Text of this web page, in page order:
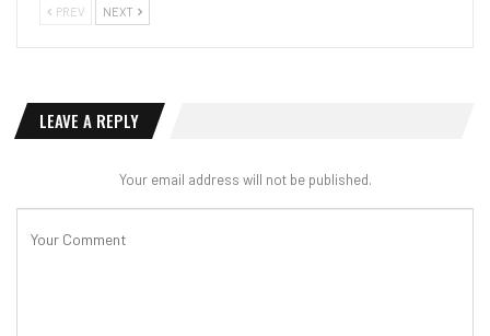
PREV NEXT
LEAVE A REPLY
Your email address will not be published.